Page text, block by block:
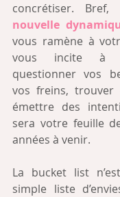
concrétiser. Bref,
nouvelle
vous ramène à
vous incite à
questionner vos
vos freins,
émettre des
sera votre feuille
années à venir.
La bucket list
simple liste